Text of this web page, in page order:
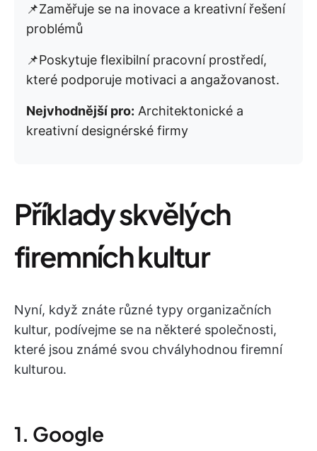
📌Zaměřuje se na inovace a kreativní řešení
problémů
📌Poskytuje flexibilní pracovní prostředí,
které podporuje motivaci a angažovanost.
Nejvhodnější pro: Architektonické a
kreativní designérské firmy
Příklady skvělých
firemních kultur
Nyní, když znáte různé typy organizačních
kultur, podívejme se na některé společnosti,
které jsou známé svou chvályhodnou firemní
kulturou.
1. Google